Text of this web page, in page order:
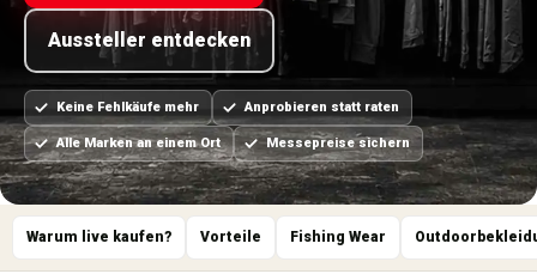
Aussteller entdecken
Keine Fehlkäufe mehr Anprobieren statt raten
Alle Marken an einem Ort Messepreise sichern
Warum live kaufen? Vorteile Fishing Wear